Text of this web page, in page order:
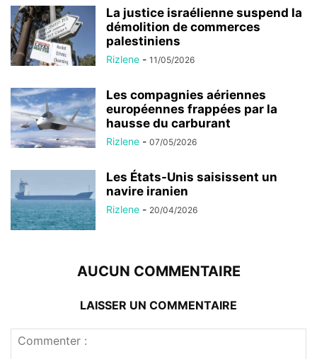
La justice israélienne suspend la
démolition de commerces
palestiniens
Rizlene - 11/05/2026
Les compagnies aériennes
européennes frappées par la
hausse du carburant
Rizlene - 07/05/2026
Les États-Unis saisissent un
navire iranien
Rizlene - 20/04/2026
AUCUN COMMENTAIRE
LAISSER UN COMMENTAIRE